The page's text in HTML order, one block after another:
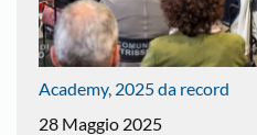
Academy, 2025 da record
28 Maggio 2025